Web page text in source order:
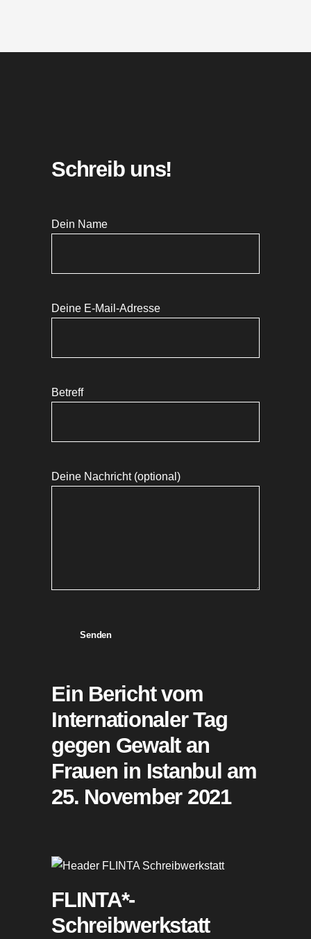
Schreib uns!
Dein Name
Deine E-Mail-Adresse
Betreff
Deine Nachricht (optional)
Senden
Ein Bericht vom
Internationaler Tag
gegen Gewalt an
Frauen in Istanbul am
25. November 2021
FLINTA*-
Schreibwerkstatt